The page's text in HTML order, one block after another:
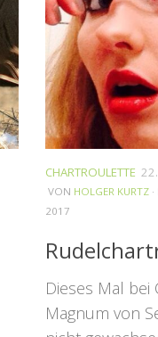
CHARTROULETTE
VON HOLGER KURTZ
2017
Dieses Mal
Magnum von